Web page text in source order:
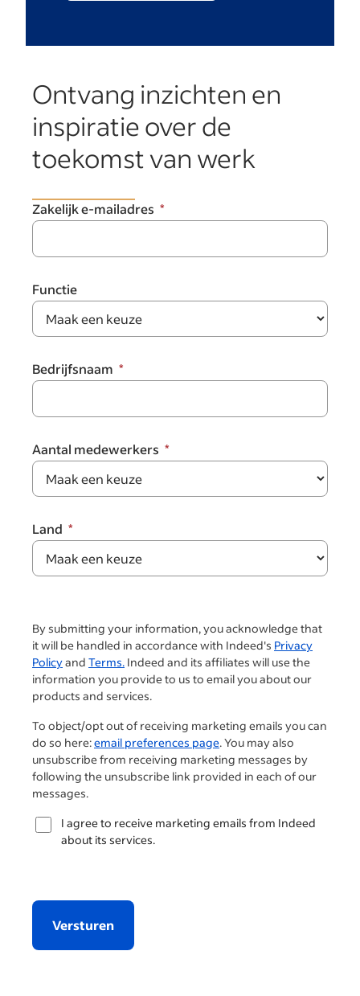
Ontvang inzichten en
inspiratie over de
toekomst van werk
Zakelijk e-mailadres
Functie
Bedrijfsnaam
Aantal medewerkers
Land
By submitting your information, you acknowledge that
it will be handled in accordance with Indeed's Privacy
Policyand Terms. Indeed and its affiliates will use the
information you provide to us to email you about our
products and services.
To object/opt out of receiving marketing emails you can
do so here:email preferences page. You may also
unsubscribe from receiving marketing messages by
following the unsubscribe link provided in each of our
messages.
I agree to receive marketing emails from Indeed
about its services.
Versturen